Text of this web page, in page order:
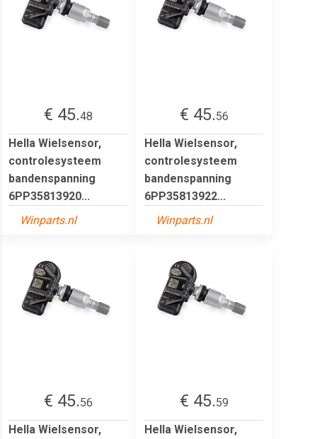
€ 45.48
Hella Wielsensor,
controlesysteem
bandenspanning
6PP35813920...
Winparts.nl
€ 45.56
Hella Wielsensor,
controlesysteem
bandenspanning
6PP35813922...
Winparts.nl
€ 45.56
Hella Wielsensor,
€ 45.59
Hella Wielsensor,